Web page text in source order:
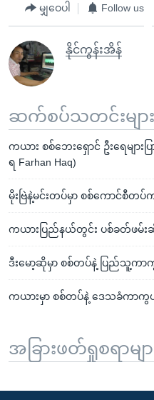
မျှဝေပါ Follow us
နိုင်ကွန်းအိန်
ဆက်စပ်သတင်းများ
ကယား စစ်ဘေးရှောင် ဦးရေများ
ရ Farhan Haq)
မိုးဗြဲနဲ့မင်းတပ်မှာ စစ်ကောင်စီ
ကယားပြည်နယ်တွင်း ပစ်ခတ်ဖမ်း
ဒီးမော့ဆိုမှာ စစ်တပ်နဲ့ ပြည်သူ့က
ကယားမှာ စစ်တပ်နဲ့ ဒေသခံကာကွ
အခြားဖတ်ရှုစရာမျာ